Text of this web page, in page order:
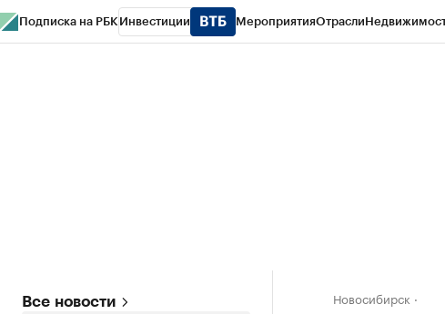
Подписка на РБК Инвестиции МероприятияОтрасли
Все новости Новосибирск